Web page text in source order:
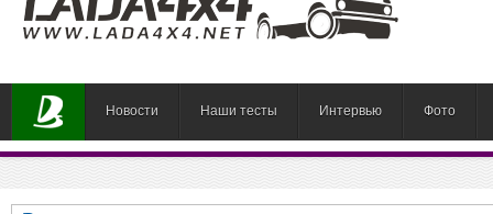
Новости Наши тесты Интервью Фото